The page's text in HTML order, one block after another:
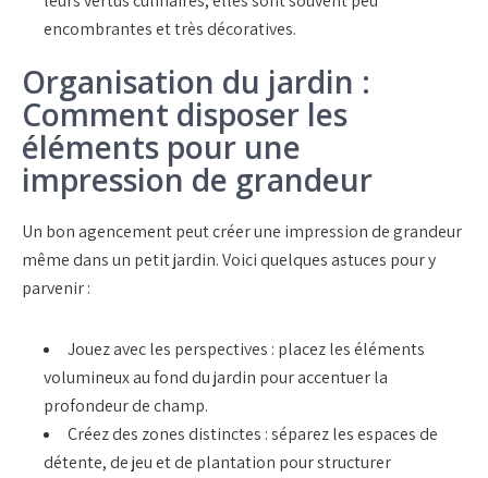
encombrantes et très décoratives.
Organisation du jardin :
Comment disposer les
éléments pour une
impression de grandeur
Un bon agencement peut créer une impression de grandeur
même dans un petit jardin. Voici quelques astuces pour y
parvenir :
Jouez avec les perspectives : placez les éléments
volumineux au fond du jardin pour accentuer la
profondeur de champ.
Créez des zones distinctes : séparez les espaces de
détente, de jeu et de plantation pour structurer